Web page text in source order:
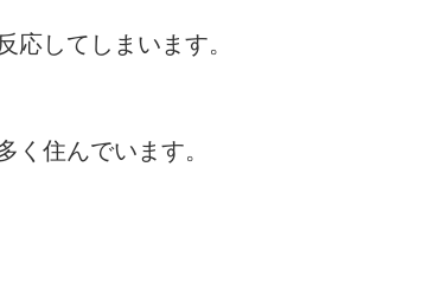
応してしまいます。
く住んでいます。